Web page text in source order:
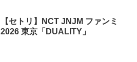
【セトリ】NCT JNJM ファンミ
2026 東京「DUALITY」